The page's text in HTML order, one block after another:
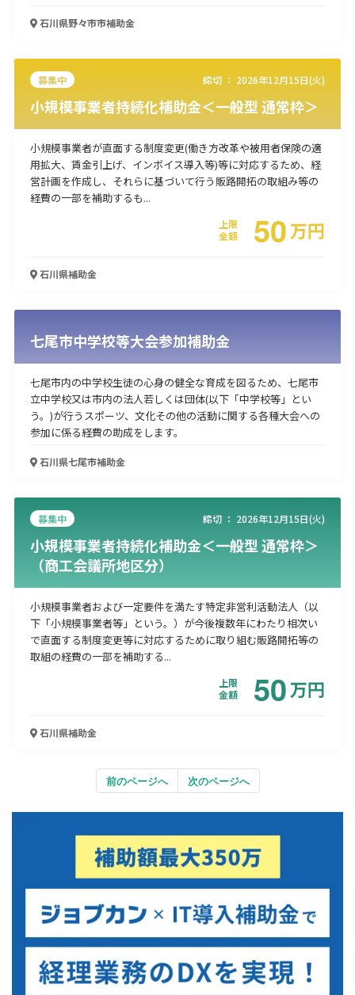
石川県野々市市補助金
募集中 締切 ： 2026年12月15日(火)
小規模事業者持続化補助金＜一般型 通常枠＞
小規模事業者が直面する制度変更(働き方改革や被用者保険の適
用拡大、賃金引上げ、インボイス導入等)等に対応するため、経
営計画を作成し、それらに基づいて行う販路開拓の取組み等の
経費の一部を補助するも...
上限
金額
50万円
石川県補助金
七尾市中学校等大会参加補助金
七尾市内の中学校生徒の心身の健全な育成を図るため、七尾市
立中学校又は市内の法人若しくは団体(以下「中学校等」とい
う。)が行うスポーツ、文化その他の活動に関する各種大会への
参加に係る経費の助成をします。
石川県七尾市補助金
募集中 締切 ： 2026年12月15日(火)
小規模事業者持続化補助金＜一般型 通常枠＞
（商工会議所地区分）
小規模事業者および一定要件を満たす特定非営利活動法人（以
下「小規模事業者等」という。）が今後複数年にわたり相次い
で直面する制度変更等に対応するために取り組む販路開拓等の
取組の経費の一部を補助する...
上限
金額
50万円
石川県補助金
前のページへ 次のページへ